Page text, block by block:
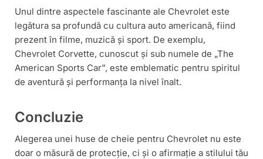
Unul dintre aspectele fascinante ale Chevrolet este
legătura sa profundă cu cultura auto americană, fiind
prezent în filme, muzică și sport. De exemplu,
Chevrolet Corvette, cunoscut și sub numele de „The
American Sports Car”, este emblematic pentru spiritul
de aventură și performanța la nivel înalt.
Concluzie
Alegerea unei huse de cheie pentru Chevrolet nu este
doar o măsură de protecție, ci și o afirmație a stilului tău